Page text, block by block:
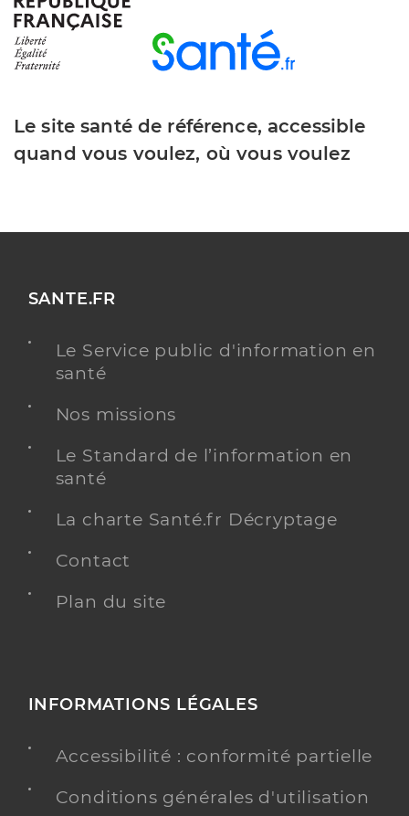
Le site santé de référence, accessible
quand vous voulez, où vous voulez
SANTE.FR
Le Service public d'information en
santé
Nos missions
Le Standard de l’information en
santé
La charte Santé.fr Décryptage
Contact
Plan du site
INFORMATIONS LÉGALES
Accessibilité : conformité partielle
Conditions générales d'utilisation